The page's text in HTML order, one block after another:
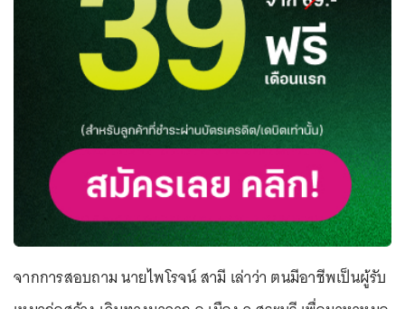
จากการสอบถาม นายไพโรจน์ สามี เล่าว่า ตนมีอาชีพเป็นผู้รับ